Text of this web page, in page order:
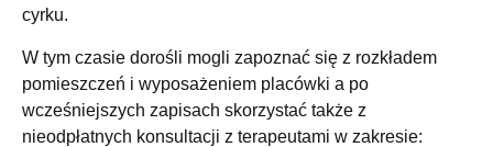
cyrku.
W tym czasie dorośli mogli zapoznać się z rozkładem
pomieszczeń i wyposażeniem placówki a po
wcześniejszych zapisach skorzystać także z
nieodpłatnych konsultacji z terapeutami w zakresie: